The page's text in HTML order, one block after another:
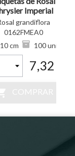
Imperial
grandiflora
0162FMEA0
cm
100
7,32 €